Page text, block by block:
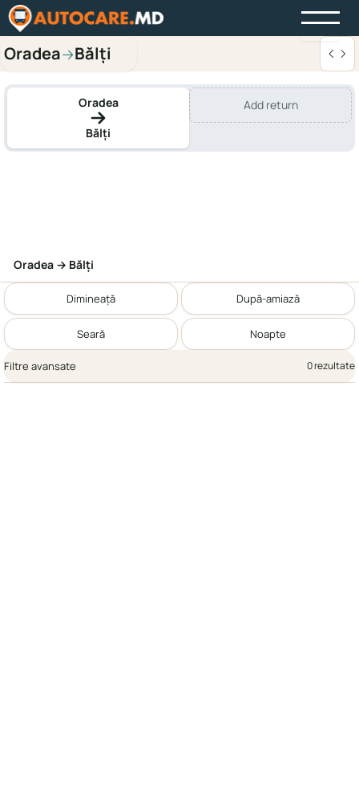
Oradea→Bălți
Oradea
Bălți
Add return
Oradea → Bălți
Dimineață După-amiază
Seară Noapte
Filtre avansate 0 rezultate